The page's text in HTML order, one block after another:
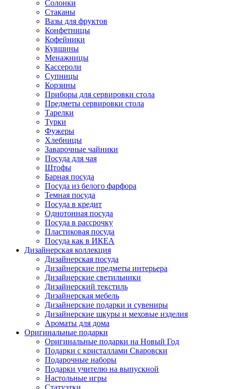
Солонки
Стаканы
Вазы для фруктов
Конфетницы
Кофейники
Кувшины
Менажницы
Кассероли
Супницы
Корзины
Приборы для сервировки стола
Предметы сервировки стола
Тарелки
Турки
Фужеры
Хлебницы
Заварочные чайники
Посуда для чая
Штофы
Барная посуда
Посуда из белого фарфора
Темная посуда
Посуда в кредит
Однотонная посуда
Посуда в рассрочку
Пластиковая посуда
Посуда как в ИКЕА
Дизайнерская коллекция
Дизайнерская посуда
Дизайнерские предметы интерьера
Дизайнерские светильники
Дизайнерский текстиль
Дизайнерская мебель
Дизайнерские подарки и сувениры
Дизайнерские шкуры и меховые изделия
Ароматы для дома
Оригинальные подарки
Оригинальные подарки на Новый Год
Подарки с кристаллами Сваровски
Подарочные наборы
Подарки учителю на выпускной
Настольные игры
Статуэтки